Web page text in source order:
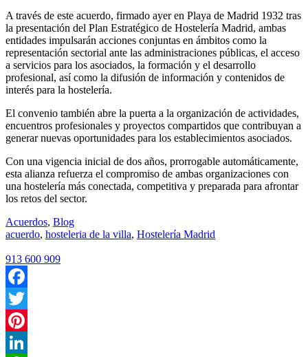
A través de este acuerdo, firmado ayer en Playa de Madrid 1932 tras
la presentación del Plan Estratégico de Hostelería Madrid, ambas
entidades impulsarán acciones conjuntas en ámbitos como la
representación sectorial ante las administraciones públicas, el acceso
a servicios para los asociados, la formación y el desarrollo
profesional, así como la difusión de información y contenidos de
interés para la hostelería.
El convenio también abre la puerta a la organización de actividades,
encuentros profesionales y proyectos compartidos que contribuyan a
generar nuevas oportunidades para los establecimientos asociados.
Con una vigencia inicial de dos años, prorrogable automáticamente,
esta alianza refuerza el compromiso de ambas organizaciones con
una hostelería más conectada, competitiva y preparada para afrontar
los retos del sector.
Acuerdos, Blog
acuerdo, hosteleria de la villa, Hostelería Madrid
913 600 909
Facebook
Twitter
Pinterest